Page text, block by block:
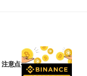
意点や安くする方法も